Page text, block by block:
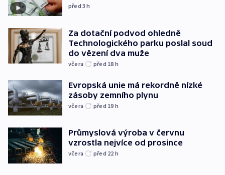
před 3h
Za dotační podvod ohledně
Technologického parku poslal soud
do vězení dva muže
včera před 18 h
Evropská unie má rekordně nízké
zásoby zemního plynu
včera před 19 h
Průmyslová výroba v červnu
vzrostla nejvíce od prosince
včera před 22 h